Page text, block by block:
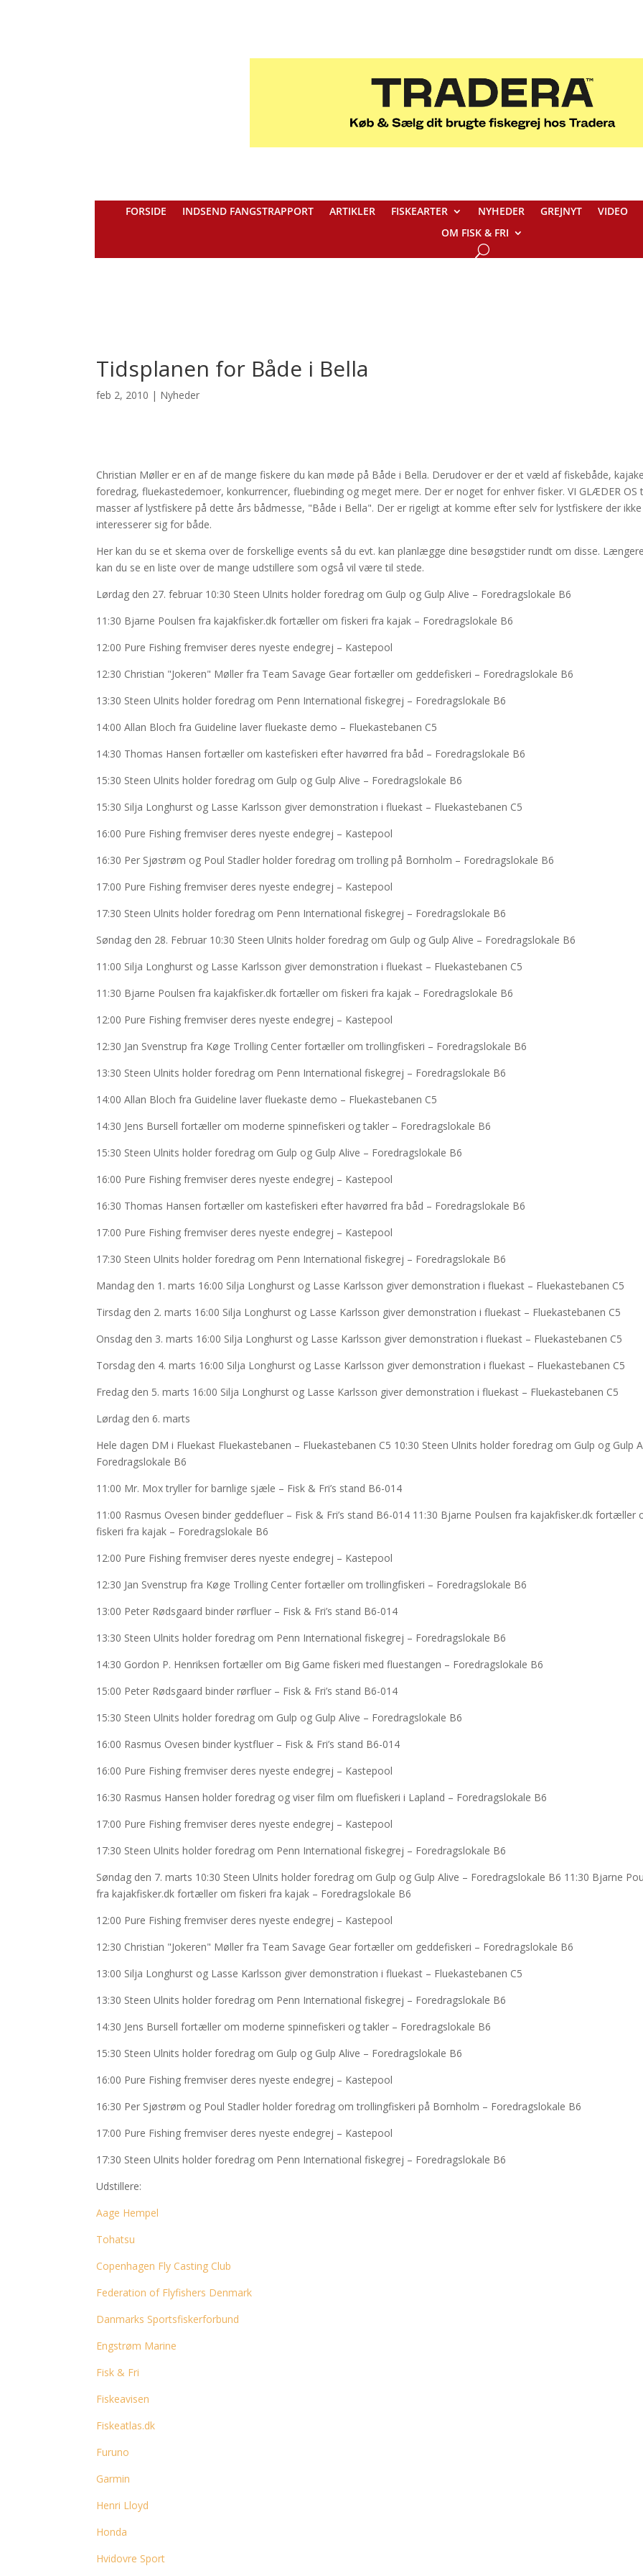
FORSIDE INDSEND FANGSTRAPPORT ARTIKLER FISKEARTER NYHEDER GREJNYT VIDEO
OM FISK & FRI
Tidsplanen for Både i Bella
feb 2, 2010 | Nyheder
Christian Møller er en af de mange fiskere du kan møde på Både i Bella. Derudover er der et væld af fiskebåde,
foredrag, fluekastedemoer, konkurrencer, fluebinding og meget mere. Der er noget for enhver fisker. VI GLÆDER OS
masser af lystfiskere på dette års bådmesse, "Både i Bella". Der er rigeligt at komme efter selv for lystfiskere der ikke
interesserer sig for både.
Her kan du se et skema over de forskellige events så du evt. kan planlægge dine besøgstider rundt om disse.
kan du se en liste over de mange udstillere som også vil være til stede.
Lørdag den 27. februar 10:30 Steen Ulnits holder foredrag om Gulp og Gulp Alive – Foredragslokale B6
11:30 Bjarne Poulsen fra kajakfisker.dk fortæller om fiskeri fra kajak – Foredragslokale B6
12:00 Pure Fishing fremviser deres nyeste endegrej – Kastepool
12:30 Christian "Jokeren" Møller fra Team Savage Gear fortæller om geddefiskeri – Foredragslokale B6
13:30 Steen Ulnits holder foredrag om Penn International fiskegrej – Foredragslokale B6
14:00 Allan Bloch fra Guideline laver fluekaste demo – Fluekastebanen C5
14:30 Thomas Hansen fortæller om kastefiskeri efter havørred fra båd – Foredragslokale B6
15:30 Steen Ulnits holder foredrag om Gulp og Gulp Alive – Foredragslokale B6
15:30 Silja Longhurst og Lasse Karlsson giver demonstration i fluekast – Fluekastebanen C5
16:00 Pure Fishing fremviser deres nyeste endegrej – Kastepool
16:30 Per Sjøstrøm og Poul Stadler holder foredrag om trolling på Bornholm – Foredragslokale B6
17:00 Pure Fishing fremviser deres nyeste endegrej – Kastepool
17:30 Steen Ulnits holder foredrag om Penn International fiskegrej – Foredragslokale B6
Søndag den 28. Februar 10:30 Steen Ulnits holder foredrag om Gulp og Gulp Alive – Foredragslokale B6
11:00 Silja Longhurst og Lasse Karlsson giver demonstration i fluekast – Fluekastebanen C5
11:30 Bjarne Poulsen fra kajakfisker.dk fortæller om fiskeri fra kajak – Foredragslokale B6
12:00 Pure Fishing fremviser deres nyeste endegrej – Kastepool
12:30 Jan Svenstrup fra Køge Trolling Center fortæller om trollingfiskeri – Foredragslokale B6
13:30 Steen Ulnits holder foredrag om Penn International fiskegrej – Foredragslokale B6
14:00 Allan Bloch fra Guideline laver fluekaste demo – Fluekastebanen C5
14:30 Jens Bursell fortæller om moderne spinnefiskeri og takler – Foredragslokale B6
15:30 Steen Ulnits holder foredrag om Gulp og Gulp Alive – Foredragslokale B6
16:00 Pure Fishing fremviser deres nyeste endegrej – Kastepool
16:30 Thomas Hansen fortæller om kastefiskeri efter havørred fra båd – Foredragslokale B6
17:00 Pure Fishing fremviser deres nyeste endegrej – Kastepool
17:30 Steen Ulnits holder foredrag om Penn International fiskegrej – Foredragslokale B6
Mandag den 1. marts 16:00 Silja Longhurst og Lasse Karlsson giver demonstration i fluekast – Fluekastebanen C5
Tirsdag den 2. marts 16:00 Silja Longhurst og Lasse Karlsson giver demonstration i fluekast – Fluekastebanen C5
Onsdag den 3. marts 16:00 Silja Longhurst og Lasse Karlsson giver demonstration i fluekast – Fluekastebanen C5
Torsdag den 4. marts 16:00 Silja Longhurst og Lasse Karlsson giver demonstration i fluekast – Fluekastebanen C5
Fredag den 5. marts 16:00 Silja Longhurst og Lasse Karlsson giver demonstration i fluekast – Fluekastebanen C5
Lørdag den 6. marts
Hele dagen DM i Fluekast Fluekastebanen – Fluekastebanen C5 10:30 Steen Ulnits holder foredrag om Gulp og Gulp
Foredragslokale B6
11:00 Mr. Mox tryller for barnlige sjæle – Fisk & Fri’s stand B6-014
11:00 Rasmus Ovesen binder geddefluer – Fisk & Fri’s stand B6-014 11:30 Bjarne Poulsen fra kajakfisker.dk fortæller
fiskeri fra kajak – Foredragslokale B6
12:00 Pure Fishing fremviser deres nyeste endegrej – Kastepool
12:30 Jan Svenstrup fra Køge Trolling Center fortæller om trollingfiskeri – Foredragslokale B6
13:00 Peter Rødsgaard binder rørfluer – Fisk & Fri’s stand B6-014
13:30 Steen Ulnits holder foredrag om Penn International fiskegrej – Foredragslokale B6
14:30 Gordon P. Henriksen fortæller om Big Game fiskeri med fluestangen – Foredragslokale B6
15:00 Peter Rødsgaard binder rørfluer – Fisk & Fri’s stand B6-014
15:30 Steen Ulnits holder foredrag om Gulp og Gulp Alive – Foredragslokale B6
16:00 Rasmus Ovesen binder kystfluer – Fisk & Fri’s stand B6-014
16:00 Pure Fishing fremviser deres nyeste endegrej – Kastepool
16:30 Rasmus Hansen holder foredrag og viser film om fluefiskeri i Lapland – Foredragslokale B6
17:00 Pure Fishing fremviser deres nyeste endegrej – Kastepool
17:30 Steen Ulnits holder foredrag om Penn International fiskegrej – Foredragslokale B6
Søndag den 7. marts 10:30 Steen Ulnits holder foredrag om Gulp og Gulp Alive – Foredragslokale B6 11:30 Bjarne
fra kajakfisker.dk fortæller om fiskeri fra kajak – Foredragslokale B6
12:00 Pure Fishing fremviser deres nyeste endegrej – Kastepool
12:30 Christian "Jokeren" Møller fra Team Savage Gear fortæller om geddefiskeri – Foredragslokale B6
13:00 Silja Longhurst og Lasse Karlsson giver demonstration i fluekast – Fluekastebanen C5
13:30 Steen Ulnits holder foredrag om Penn International fiskegrej – Foredragslokale B6
14:30 Jens Bursell fortæller om moderne spinnefiskeri og takler – Foredragslokale B6
15:30 Steen Ulnits holder foredrag om Gulp og Gulp Alive – Foredragslokale B6
16:00 Pure Fishing fremviser deres nyeste endegrej – Kastepool
16:30 Per Sjøstrøm og Poul Stadler holder foredrag om trollingfiskeri på Bornholm – Foredragslokale B6
17:00 Pure Fishing fremviser deres nyeste endegrej – Kastepool
17:30 Steen Ulnits holder foredrag om Penn International fiskegrej – Foredragslokale B6
Udstillere:
Aage Hempel
Tohatsu
Copenhagen Fly Casting Club
Federation of Flyfishers Denmark
Danmarks Sportsfiskerforbund
Engstrøm Marine
Fisk & Fri
Fiskeavisen
Fiskeatlas.dk
Furuno
Garmin
Henri Lloyd
Honda
Hvidovre Sport